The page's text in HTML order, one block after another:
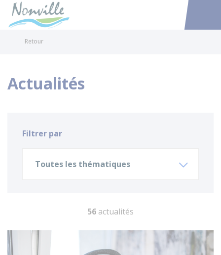
Accéder
Retour
Actualités
Filtrer par
Toutes les thématiques
56 actualités
Voir l'actualité Eau potable - Teneur en perchlorates